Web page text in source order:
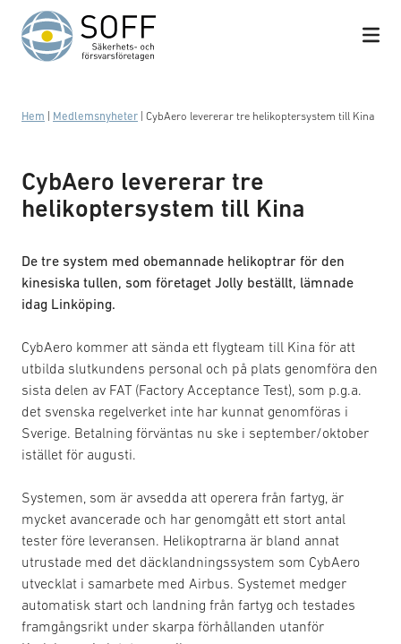
Hoppa till innehåll
Hem Medlemsnyheter CybAero levererar tre helikoptersystem till Kina
CybAero levererar tre
helikoptersystem till Kina
De tre system med obemannade helikoptrar för den
kinesiska tullen, som företaget Jolly beställt, lämnade
idag Linköping.
CybAero kommer att sända ett flygteam till Kina för att
utbilda slutkundens personal och på plats genomföra den
sista delen av FAT (Factory Acceptance Test), som p.g.a.
det svenska regelverket inte har kunnat genomföras i
Sverige. Betalning förväntas nu ske i september/oktober
istället för augusti.
Systemen, som är avsedda att operera från fartyg, är
mycket avancerade och har genomgått ett stort antal
tester före leveransen. Helikoptrarna är bland annat
utrustade med det däcklandningssystem som CybAero
utvecklat i samarbete med Airbus. Systemet medger
automatisk start och landning från fartyg och testades
framgångsrikt under skarpa förhållanden utanför